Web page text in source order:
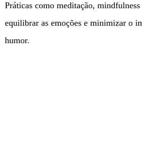
Práticas como meditação,
equilibrar as emoções e minimizar o
humor.